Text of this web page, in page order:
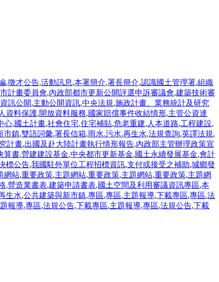
,徵才公告,活動訊息,本署簡介,署長簡介,認識國土管理署,組織
計畫委員會,內政部都市更新公開評選申訴審議會,建築技術審
訊公開,主動公開資訊,中央法規,施政計畫、業務統計及研究
資料保護,開放資料服務,國家賠償事件收結情形,主管公資達
心,國土計畫,社會住宅,住宅補貼,危老重建, 人本道路,工程建設,
市鎮,雙語詞彙,署長信箱,雨水.污水.再生水,法規查詢,英譯法規,
計畫,出國及赴大陸計畫執行情形報告,內政部主管辦理政策宣
算書,營建建設基金,中央都市更新基金,國土永續發展基金,會計
標公告,我國駐外單位工程招標資訊,支付或接受之補助,城鄉發
網站,重要政策,主題網站,重要政策,主題網站,重要政策,主題網
,營造業書表,建築申請書表,國土空間及利用審議資訊專區,本
生水,公共建築與新市鎮,專區,專區,主題報導,下載專區,專區,法
報導,專區,法規公告,下載專區,主題報導,專區,法規公告,下載